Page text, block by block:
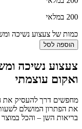
200 במלאי
כמות של צעצוע נשיכה
הוספה לסל
צעצוע נשיכה
ואקום עוצמתי
מחפשים דרך להעסיק את
את הפתרון המושלם
בריאות השן – והכל